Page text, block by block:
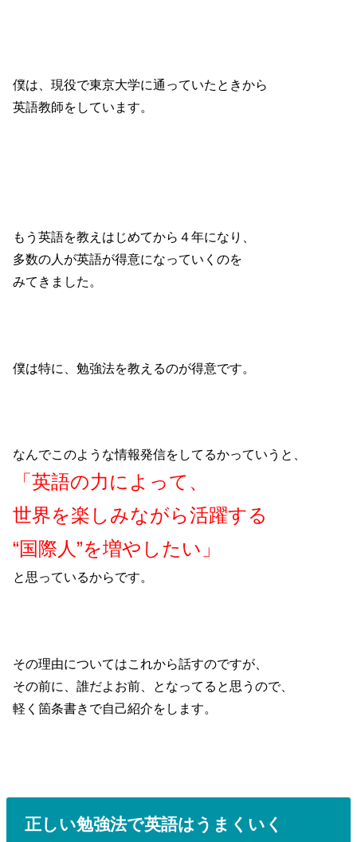
僕は、現役で東京大学に通っていたときから
英語教師をしています。
もう英語を教えはじめてから４年になり、
多数の人が英語が得意になっていくのを
みてきました。
僕は特に、勉強法を教えるのが得意です。
なんでこのような情報発信をしてるかっていうと、
「英語の力によって、
世界を楽しみながら活躍する
“国際人”を増やしたい」
と思っているからです。
その理由についてはこれから話すのですが、
その前に、誰だよお前、となってると思うので、
軽く箇条書きで自己紹介をします。
正しい勉強法で英語はうまくいく